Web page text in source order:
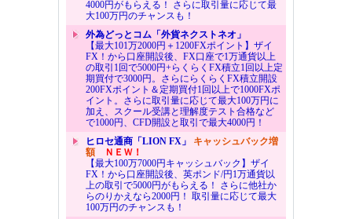
4000円がもらえる！ さらに取引量に応じて最
大100万円のチャンスも！
外為どっとコム「外貨ネクストネオ」
【最大101万2000円＋1200FXポイント】ザイ
FX！から口座開設後、FX口座で1万通貨以上
の取引1回で5000円+らくらくFX積立1回以上定
期買付で3000円。さらにらくらくFX積立開設
200FXポイント＆定期買付1回以上で1000FXポ
イント。さらに取引量に応じて最大100万円に
加え、スクール受講と理解度テスト合格など
で1000円、CFD開設と取引で最大4000円！
ヒロセ通商「LION FX」 キャッシュバック増
額ＮＥＷ！
【最大100万7000円キャッシュバック】ザイ
FX！から口座開設後、英ポンド/円1万通貨以
上の取引で5000円がもらえる！ さらに他社か
らのりかえなら2000円！ 取引量に応じて最大
100万円のチャンスも！